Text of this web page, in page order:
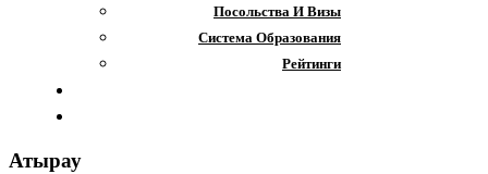
Посольства И Визы
Система Образования
Рейтинги
Атырау